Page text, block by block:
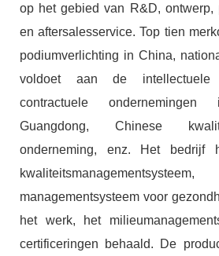
op het gebied van R&D, ontwerp,
en aftersalesservice. Top tien
podiumverlichting in China,
voldoet aan de intellectuele
contractuele
Guangdong, Chinese
onderneming, enz. Het bedrijf
managementsysteem voor
het werk, het
certificeringen behaald. De